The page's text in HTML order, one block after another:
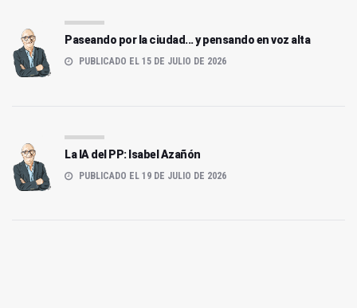
Paseando por la ciudad... y pensando en voz alta
PUBLICADO EL 15 DE JULIO DE 2026
La IA del PP: Isabel Azañón
PUBLICADO EL 19 DE JULIO DE 2026